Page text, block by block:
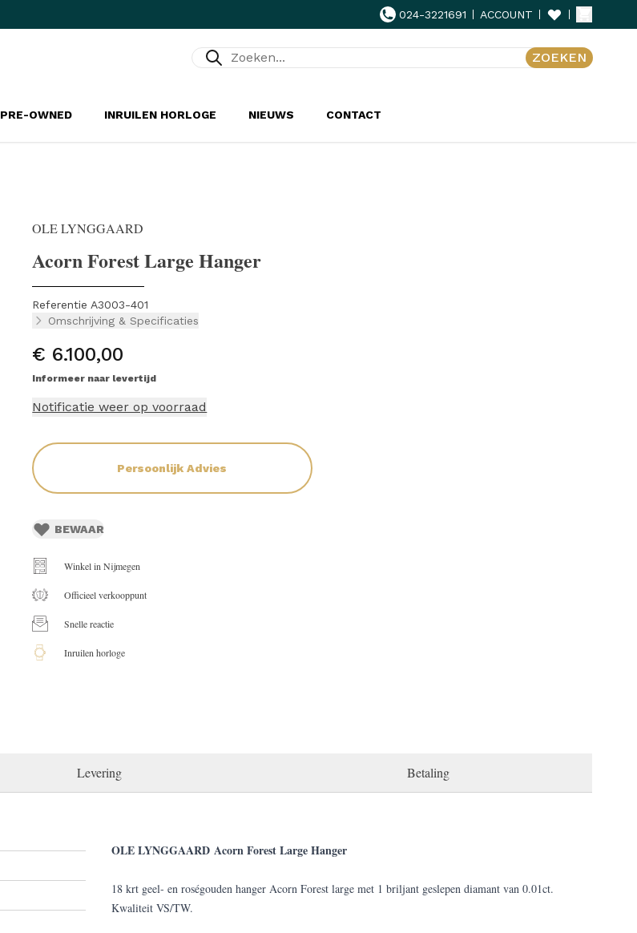
024-3221691 ACCOUNT
Zoeken... ZOEKEN
PRE-OWNED INRUILEN HORLOGE NIEUWS CONTACT
OLE LYNGGAARD
Acorn Forest Large Hanger
Referentie A3003-401
Omschrijving & Specificaties
€ 6.100,00
Informeer naar levertijd
Notificatie weer op voorraad
Persoonlijk Advies
BEWAAR
Winkel in Nijmegen
Officieel verkooppunt
Snelle reactie
Inruilen horloge
OLE LYNGGAARD Acorn Forest Large Hanger
18 krt geel- en roségouden hanger Acorn Forest large met 1 briljant geslepen diamant van 0.01ct.
Kwaliteit VS/TW.
Levering Betaling